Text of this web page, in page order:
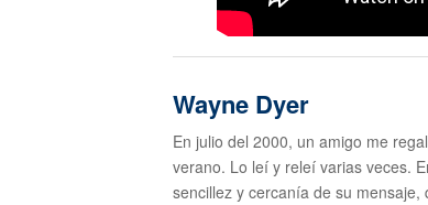
Wayne Dyer
En julio del 2000, un amigo me
verano. Lo leí y releí varias veces.
sencillez y cercanía de su